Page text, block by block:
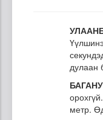
дулаан
метр.